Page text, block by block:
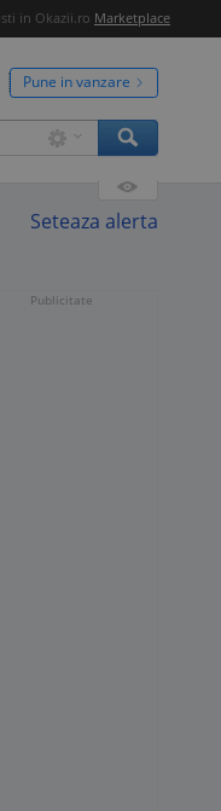
in Okazii.ro Marketplace
Pune in vanzare
Seteaza alerta
Publicitate